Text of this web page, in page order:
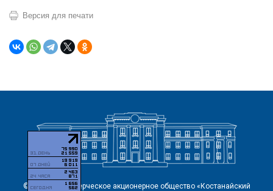
Версия для печати
© 2026 Некоммерческое акционерное общество «Костанайский